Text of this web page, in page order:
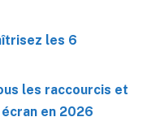
les 6
les raccourcis et
en 2026